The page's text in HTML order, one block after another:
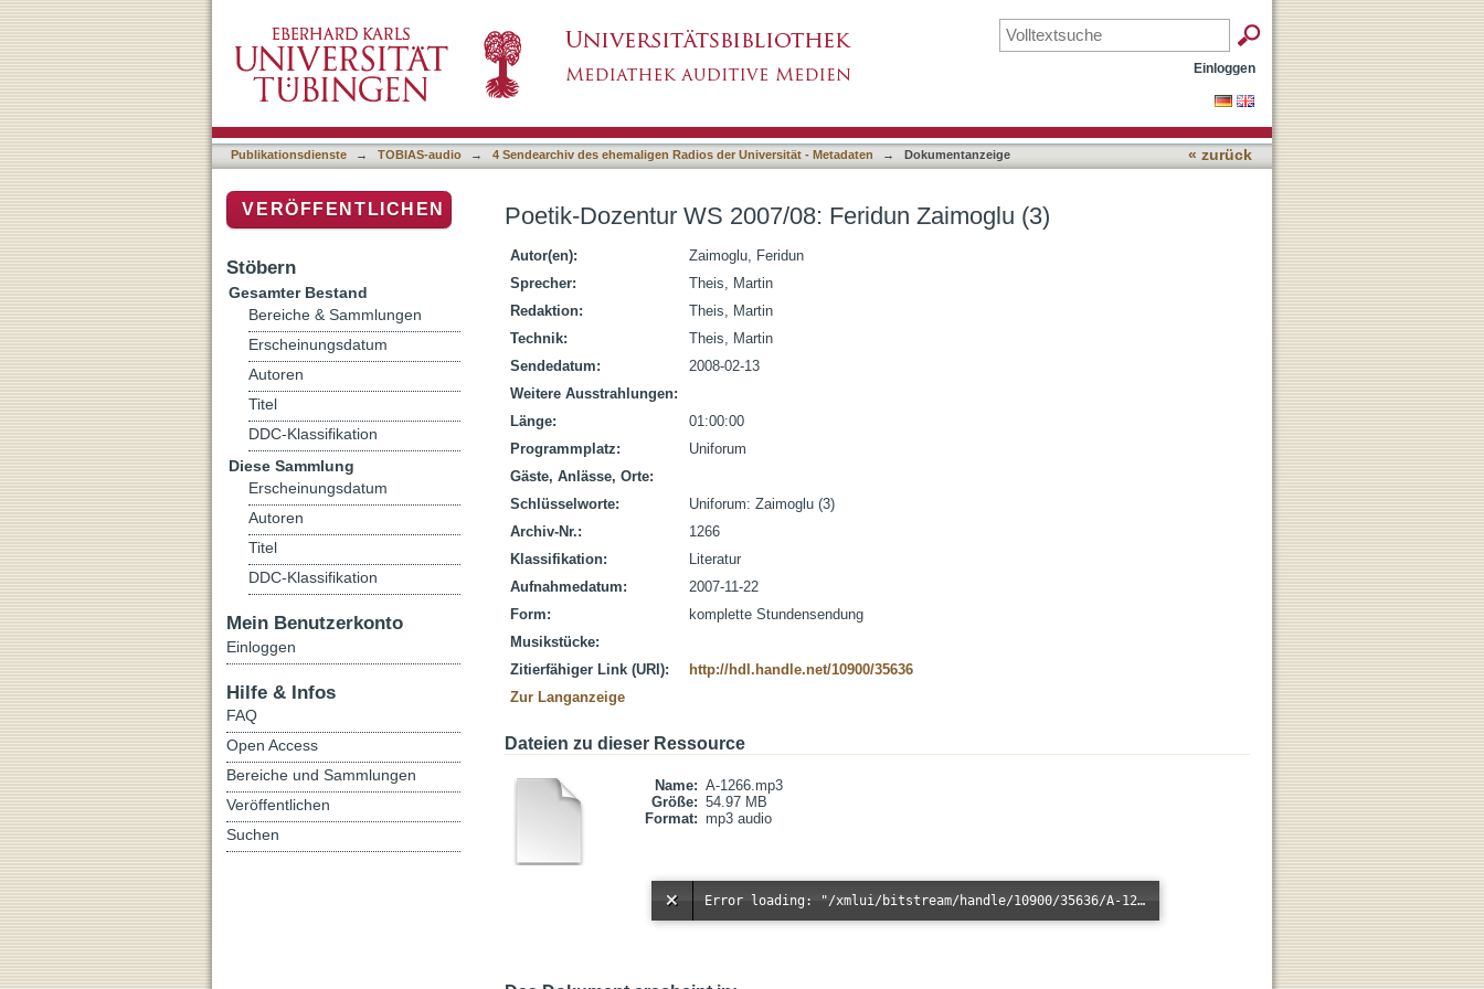
Einloggen
Publikationsdienste → TOBIAS-audio → 4 Sendearchiv des ehemaligen Radios der Universität - Metadaten → Dokumentanzeige « zurück
Poetik-Dozentur WS 2007/08: Feridun Zaimoglu (3)
Autor(en):
Zaimoglu, Feridun
Sprecher:
Theis, Martin
Redaktion:
Theis, Martin
Technik:
Theis, Martin
Sendedatum:
2008-02-13
Weitere Ausstrahlungen:
Länge:
01:00:00
Programmplatz:
Uniforum
Gäste, Anlässe, Orte:
Schlüsselworte:
Uniforum: Zaimoglu (3)
Archiv-Nr.:
1266
Klassifikation:
Literatur
Aufnahmedatum:
2007-11-22
Form:
komplette Stundensendung
Musikstücke:
Zitierfähiger Link (URI):
http://hdl.handle.net/10900/35636
Zur Langanzeige
Dateien zu dieser Ressource
Name: A-1266.mp3
Größe: 54.97 MB
Format: mp3 audio
Error loading: "/xmlui/bitstream/handle/10900/35636/A-1266.mp3?sequence=1&isAllowed=n"
VERÖFFENTLICHEN
Stöbern
Gesamter Bestand
Bereiche & Sammlungen
Erscheinungsdatum
Autoren
Titel
DDC-Klassifikation
Diese Sammlung
Erscheinungsdatum
Autoren
Titel
DDC-Klassifikation
Mein Benutzerkonto
Einloggen
Hilfe & Infos
FAQ
Open Access
Bereiche und Sammlungen
Veröffentlichen
Suchen